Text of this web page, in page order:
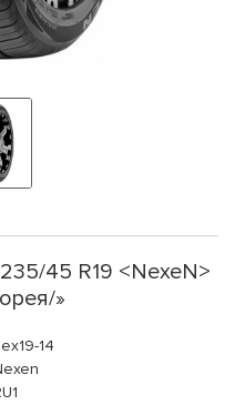
45 R19 <NexeN>
»
14